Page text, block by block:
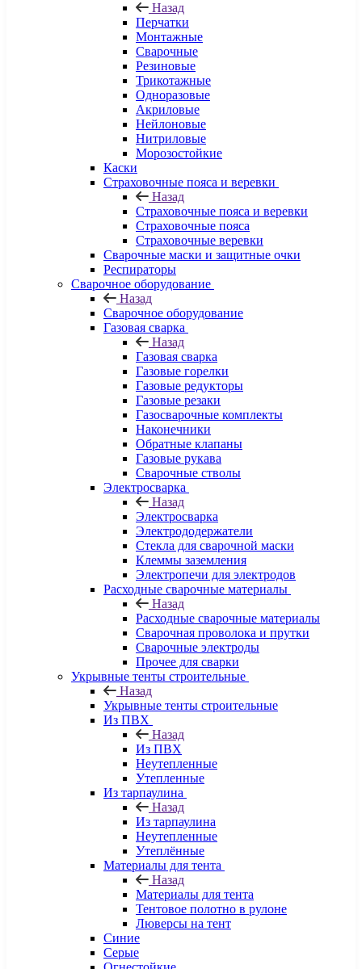
Назад
Перчатки
Монтажные
Сварочные
Резиновые
Трикотажные
Одноразовые
Акриловые
Нейлоновые
Нитриловые
Морозостойкие
Каски
Страховочные пояса и веревки
Назад
Страховочные пояса и веревки
Страховочные пояса
Страховочные веревки
Сварочные маски и защитные очки
Респираторы
Сварочное оборудование
Назад
Сварочное оборудование
Газовая сварка
Назад
Газовая сварка
Газовые горелки
Газовые редукторы
Газовые резаки
Газосварочные комплекты
Наконечники
Обратные клапаны
Газовые рукава
Сварочные стволы
Электросварка
Назад
Электросварка
Электрододержатели
Стекла для сварочной маски
Клеммы заземления
Электропечи для электродов
Расходные сварочные материалы
Назад
Расходные сварочные материалы
Сварочная проволока и прутки
Сварочные электроды
Прочее для сварки
Укрывные тенты строительные
Назад
Укрывные тенты строительные
Из ПВХ
Назад
Из ПВХ
Неутепленные
Утепленные
Из тарпаулина
Назад
Из тарпаулина
Неутепленные
Утеплённые
Материалы для тента
Назад
Материалы для тента
Тентовое полотно в рулоне
Люверсы на тент
Синие
Серые